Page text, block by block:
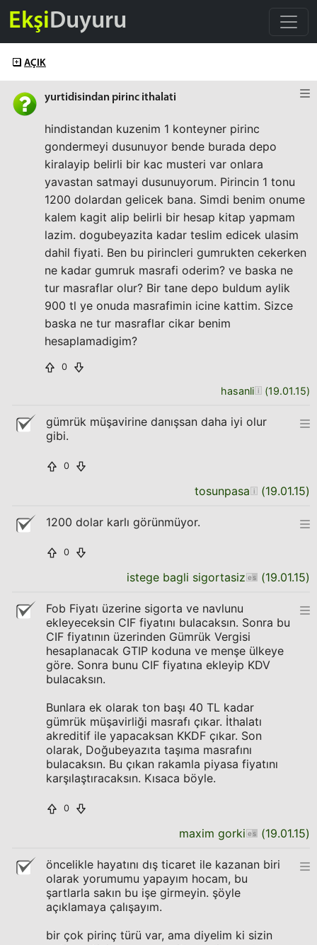
EkşiDuyuru
AÇIK
yurtidisindan pirinc ithalati
hindistandan kuzenim 1 konteyner pirinc
gondermeyi dusunuyor bende burada depo
kiralayip belirli bir kac musteri var onlara
yavastan satmayi dusunuyorum. Pirincin 1 tonu
1200 dolardan gelicek bana. Simdi benim onume
kalem kagit alip belirli bir hesap kitap yapmam
lazim. dogubeyazita kadar teslim edicek ulasim
dahil fiyati. Ben bu pirincleri gumrukten cekerken
ne kadar gumruk masrafi oderim? ve baska ne
tur masraflar olur? Bir tane depo buldum aylik
900 tl ye onuda masrafimin icine kattim. Sizce
baska ne tur masraflar cikar benim
hesaplamadigim?
0
hasanli (19.01.15)
gümrük müşavirine danışsan daha iyi olur
gibi.
0
tosunpasa (19.01.15)
1200 dolar karlı görünmüyor.
0
istege bagli sigortasiz (19.01.15)
Fob Fiyatı üzerine sigorta ve navlunu
ekleyeceksin CIF fiyatını bulacaksın. Sonra bu
CIF fiyatının üzerinden Gümrük Vergisi
hesaplanacak GTIP koduna ve menşe ülkeye
göre. Sonra bunu CIF fiyatına ekleyip KDV
bulacaksın.
Bunlara ek olarak ton başı 40 TL kadar
gümrük müşavirliği masrafı çıkar. İthalatı
akreditif ile yapacaksan KKDF çıkar. Son
olarak, Doğubeyazıta taşıma masrafını
bulacaksın. Bu çıkan rakamla piyasa fiyatını
karşılaştıracaksın. Kısaca böyle.
0
maxim gorki (19.01.15)
öncelikle hayatını dış ticaret ile kazanan biri
olarak yorumumu yapayım hocam, bu
şartlarla sakın bu işe girmeyin. şöyle
açıklamaya çalışayım.
bir çok pirinç türü var, ama diyelim ki sizin